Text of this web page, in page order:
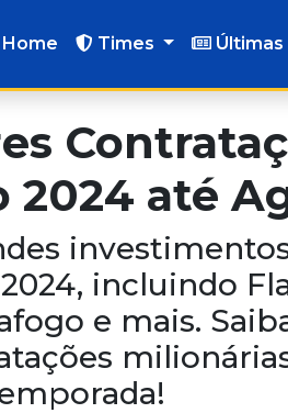
Home Times Últimas
2024 até
incluindo
e mais.